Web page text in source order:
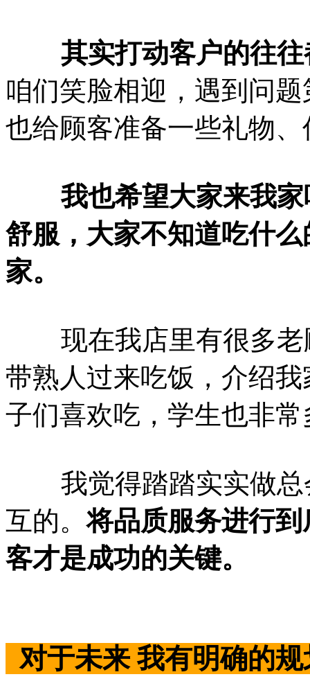
其实打动客户的往往
咱们笑脸相迎，遇到问
也给顾客准备一些礼物、
我也希望大家来我家
舒服，大家不知道吃什
家。
现在我店里有很多老
带熟人过来吃饭，介绍
子们喜欢吃，学生也非常
我觉得踏踏实实做总
互的。将品质服务进行
客才是成功的关键。
对于未来 我有明确的